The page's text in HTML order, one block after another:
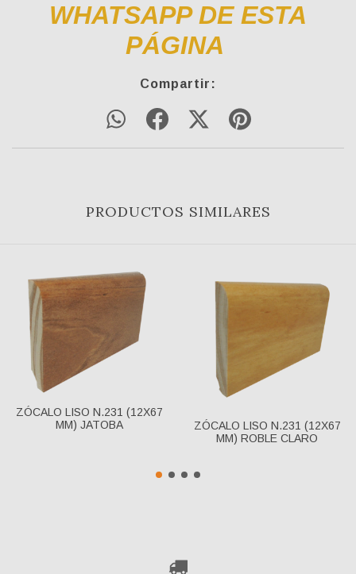
WHATSAPP DE ESTA
PÁGINA
Compartir:
PRODUCTOS SIMILARES
ZÓCALO LISO N.231 (12X67
MM) JATOBA
ZÓCALO LISO N.231 (12X67
MM) ROBLE CLARO